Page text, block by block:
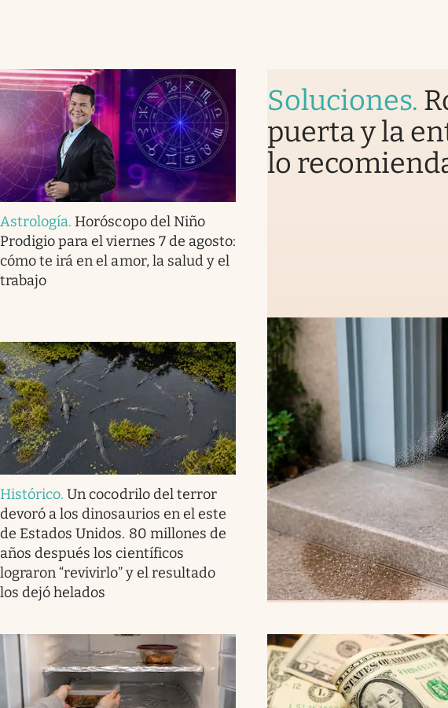
Astrología. Horóscopo del Niño
Prodigio para el viernes 7 de agosto:
cómo te irá en el amor, la salud y el
trabajo
Soluciones.
puerta y la
lo
Histórico.Un cocodrilo del terror
devoró a los dinosaurios en el este
de Estados Unidos. 80 millones de
años después los científicos
lograron “revivirlo” y el resultado
los dejó helados